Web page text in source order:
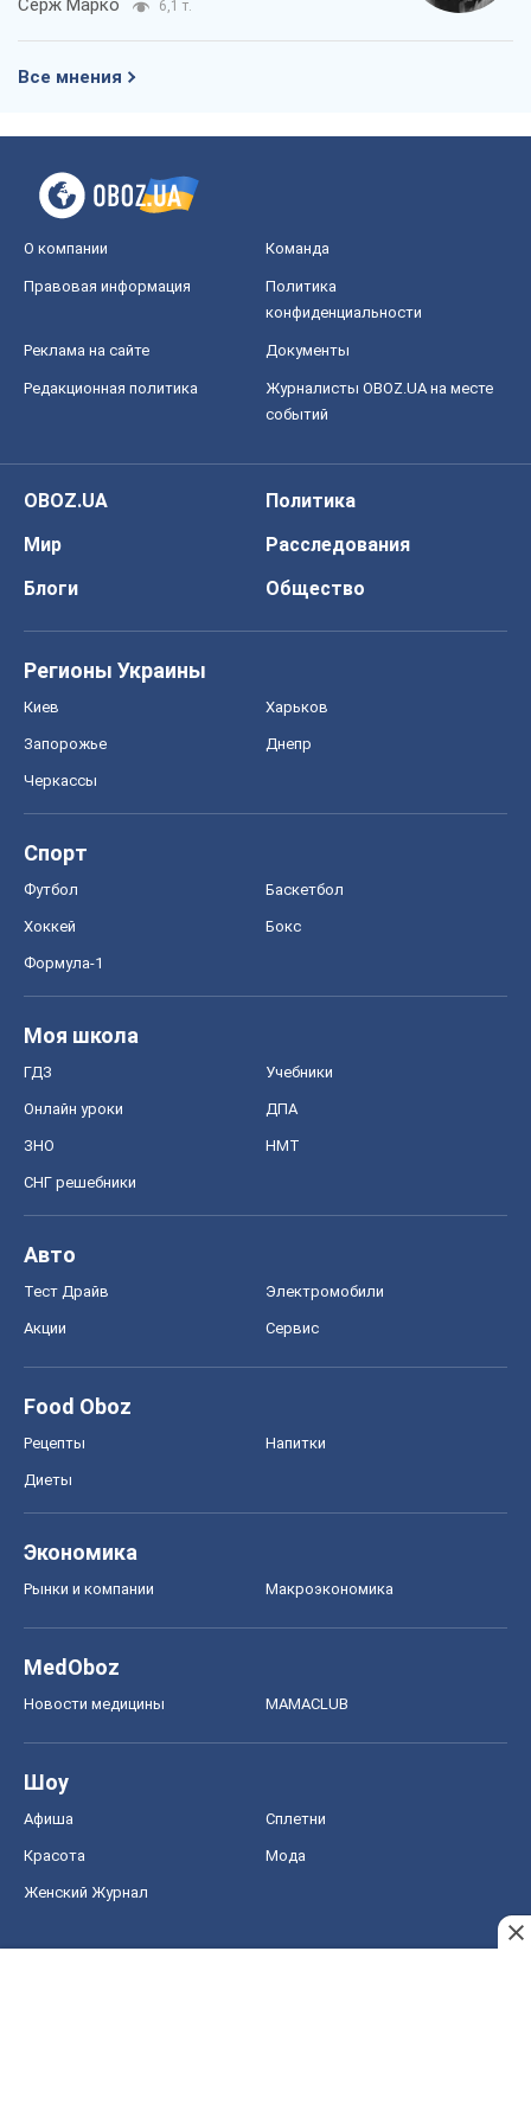
Серж Марко 6,1 т.
Все мнения
О компании Команда
Правовая информация
Политика
конфиденциальности
Реклама на сайте Документы
Редакционная политика
Журналисты OBOZ.UA на месте
событий
OBOZ.UA
Политика
Мир
Расследования
Блоги
Общество
Регионы Украины
Киев Харьков
Запорожье Днепр
Черкассы
Спорт
Футбол Баскетбол
Хоккей Бокс
Формула-1
Моя школа
ГДЗ Учебники
Онлайн уроки ДПА
ЗНО НМТ
СНГ решебники
Авто
Тест Драйв Электромобили
Акции Сервис
Food Oboz
Рецепты Напитки
Диеты
Экономика
Рынки и компании Mакроэкономика
MedOboz
Новости медицины MAMACLUB
Шоу
Афиша Сплетни
Красота Мода
Женский Журнал